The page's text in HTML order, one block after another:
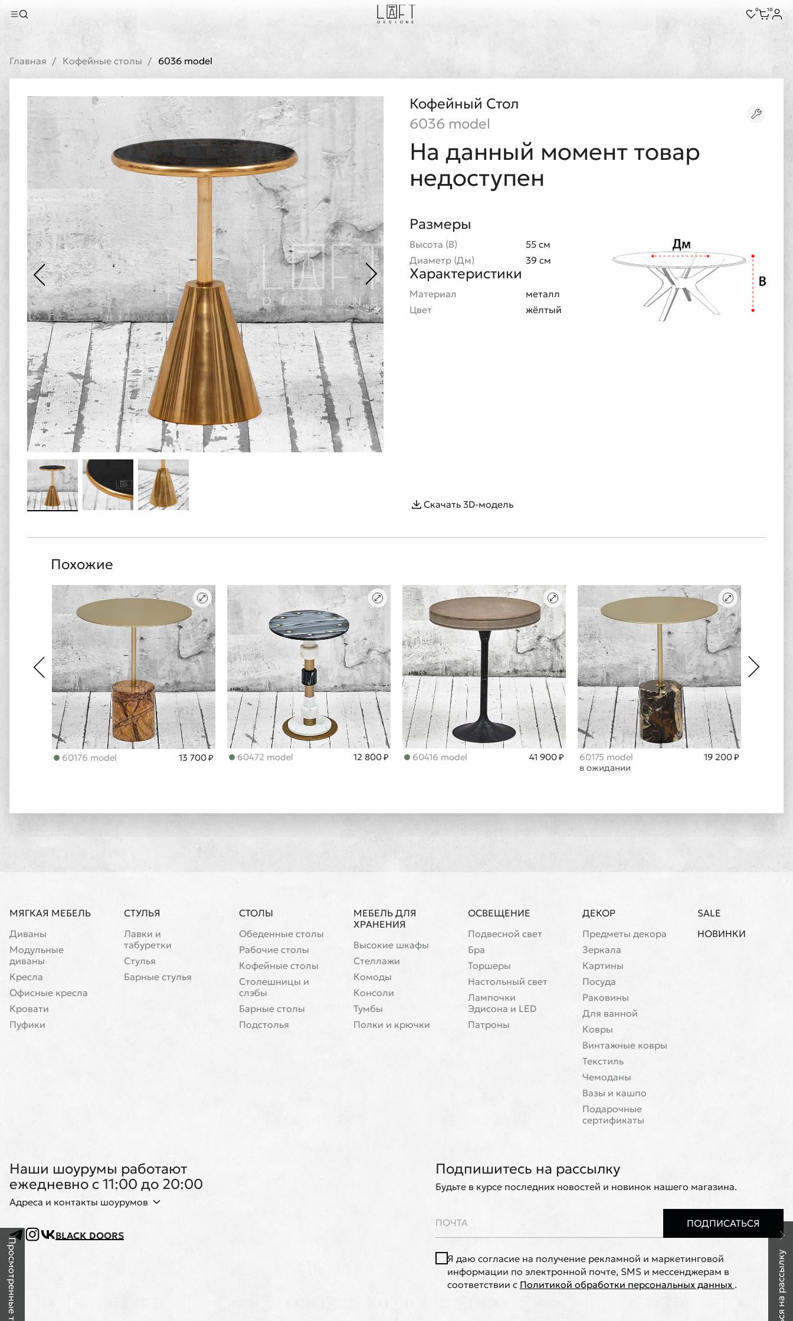
0 10
Главная Кофейные столы 6036 model
Кофейный Стол
6036 model
На данный момент товар
недоступен
Размеры
Высота (В)
55 см
Диаметр (Дм)
39 см
Характеристики
Материал
металл
Цвет
жёлтый
Скачать 3D-модель
Похожие
60176 model 13 700 ₽ 60472 model 12 800 ₽ 60416 model 41 900 ₽
60175 model
в ожидании
19 200 ₽
МЯГКАЯ МЕБЕЛЬ
Диваны
Модульные
диваны
Кресла
Офисные кресла
Кровати
Пуфики
СТУЛЬЯ
Лавки и
табуретки
Стулья
Барные стулья
СТОЛЫ
Обеденные столы
Рабочие столы
Кофейные столы
Cтолешницы и
слэбы
Барные столы
Подстолья
МЕБЕЛЬ ДЛЯ
ХРАНЕНИЯ
Высокие шкафы
Стеллажи
Комоды
Консоли
Тумбы
Полки и крючки
ОСВЕЩЕНИЕ
Подвесной свет
Бра
Торшеры
Настольный свет
Лампочки
Эдисона и LED
Патроны
ДЕКОР
Предметы декора
Зеркала
Картины
Посуда
Раковины
Для ванной
Ковры
Винтажные ковры
Текстиль
Чемоданы
Вазы и кашпо
Подарочные
сертификаты
SALE
НОВИНКИ
Наши шоурумы работают
ежедневно с 11:00 до 20:00
Адреса и контакты шоурумов
BLACK DOORS
Подпишитесь на рассылку
Будьте в курсе последних новостей и новинок нашего магазина.
ПОДПИСАТЬСЯ
Я даю согласие на получение рекламной и маркетинговой
информации по электронной почте, SMS и мессенджерам в
соответствии с Политикой обработки персональных данных .
Просмотренные товары